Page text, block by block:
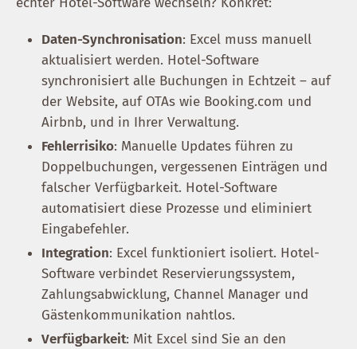
Daten-Synchronisation: Excel muss manuell
aktualisiert werden. Hotel-Software
synchronisiert alle Buchungen in Echtzeit – auf
der Website, auf OTAs wie Booking.com und
Airbnb, und in Ihrer Verwaltung.
Fehlerrisiko: Manuelle Updates führen zu
Doppelbuchungen, vergessenen Einträgen und
falscher Verfügbarkeit. Hotel-Software
automatisiert diese Prozesse und eliminiert
Eingabefehler.
Integration: Excel funktioniert isoliert. Hotel-
Software verbindet Reservierungssystem,
Zahlungsabwicklung, Channel Manager und
Gästenkommunikation nahtlos.
Verfügbarkeit: Mit Excel sind Sie an den